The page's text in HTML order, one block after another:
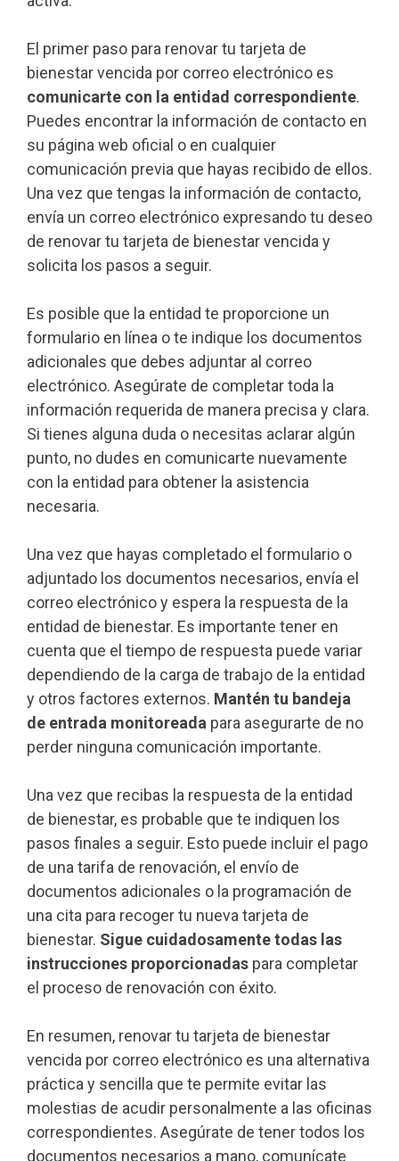
El primer paso para renovar tu tarjeta de
bienestar vencida por correo electrónico es
comunicarte con la entidad correspondiente.
Puedes encontrar la información de contacto en
su página web oficial o en cualquier
comunicación previa que hayas recibido de ellos.
Una vez que tengas la información de contacto,
envía un correo electrónico expresando tu deseo
de renovar tu tarjeta de bienestar vencida y
solicita los pasos a seguir.
Es posible que la entidad te proporcione un
formulario en línea o te indique los documentos
adicionales que debes adjuntar al correo
electrónico. Asegúrate de completar toda la
información requerida de manera precisa y clara.
Si tienes alguna duda o necesitas aclarar algún
punto, no dudes en comunicarte nuevamente
con la entidad para obtener la asistencia
necesaria.
Una vez que hayas completado el formulario o
adjuntado los documentos necesarios, envía el
correo electrónico y espera la respuesta de la
entidad de bienestar. Es importante tener en
cuenta que el tiempo de respuesta puede variar
dependiendo de la carga de trabajo de la entidad
y otros factores externos. Mantén tu bandeja
de entrada monitoreada para asegurarte de no
perder ninguna comunicación importante.
Una vez que recibas la respuesta de la entidad
de bienestar, es probable que te indiquen los
pasos finales a seguir. Esto puede incluir el pago
de una tarifa de renovación, el envío de
documentos adicionales o la programación de
una cita para recoger tu nueva tarjeta de
bienestar. Sigue cuidadosamente todas las
instrucciones proporcionadas para completar
el proceso de renovación con éxito.
En resumen, renovar tu tarjeta de bienestar
vencida por correo electrónico es una alternativa
práctica y sencilla que te permite evitar las
molestias de acudir personalmente a las oficinas
correspondientes. Asegúrate de tener todos los
documentos necesarios a mano, comunícate